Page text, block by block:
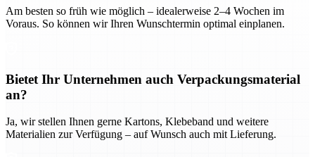
Am besten so früh wie möglich – idealerweise 2–4 Wochen im
Voraus. So können wir Ihren Wunschtermin optimal einplanen.
Bietet Ihr Unternehmen auch Verpackungsmaterial
an?
Ja, wir stellen Ihnen gerne Kartons, Klebeband und weitere
Materialien zur Verfügung – auf Wunsch auch mit Lieferung.